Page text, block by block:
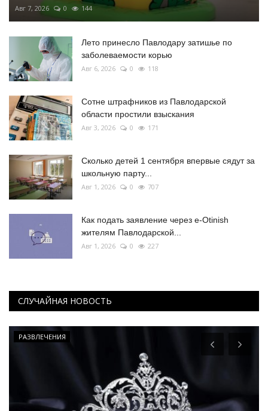
Авг 7, 2026 0 144
Лето принесло Павлодару затишье по
заболеваемости корью
Авг 6, 2026 0 118
Сотне штрафников из Павлодарской
области простили взыскания
Авг 3, 2026 0 171
Сколько детей 1 сентября впервые сядут за
школьную парту...
Авг 1, 2026 0 707
Как подать заявление через e-Otinish
жителям Павлодарской...
Авг 1, 2026 0 227
СЛУЧАЙНАЯ НОВОСТЬ
РАЗВЛЕЧЕНИЯ